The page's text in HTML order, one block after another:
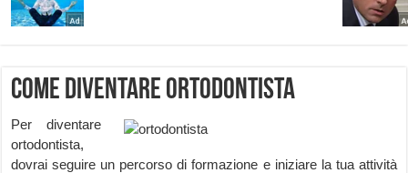
Come diventare Ortodontista
Per diventare
ortodontista,
dovrai seguire un percorso di formazione e iniziare la tua attività